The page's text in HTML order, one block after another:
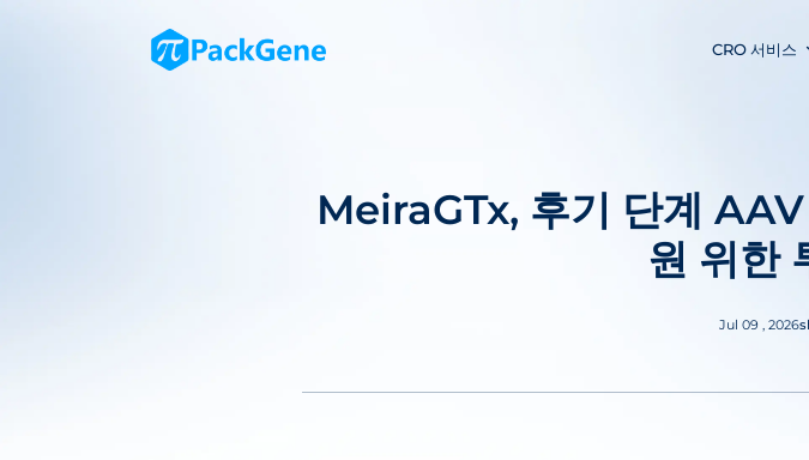
CRO 서비스
MeiraGTx, 후기 단계
원 위한
Jul 09 , 2026